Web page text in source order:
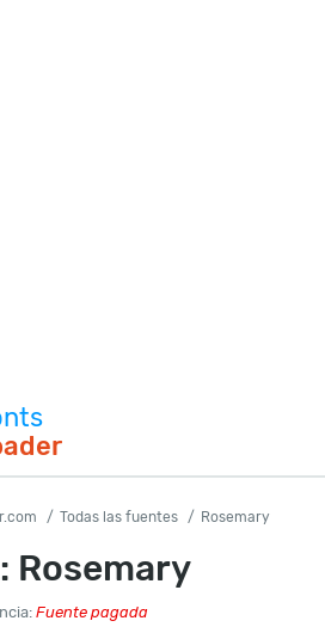
Todas las fuentes Rosemary
Rosemary
Fuente pagada